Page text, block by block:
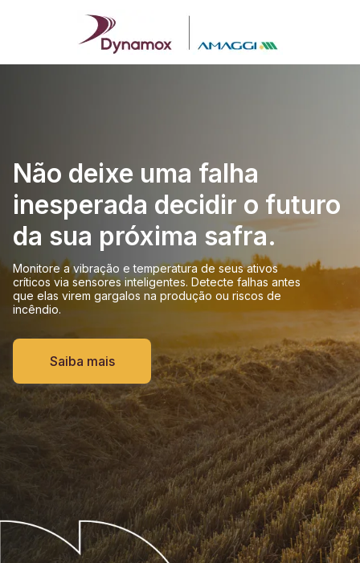
Não deixe uma falha
inesperada decidir o futuro
da sua próxima safra.
Monitore a vibração e temperatura de seus ativos
críticos via sensores inteligentes. Detecte falhas antes
que elas virem gargalos na produção ou riscos de
incêndio.
Saiba mais